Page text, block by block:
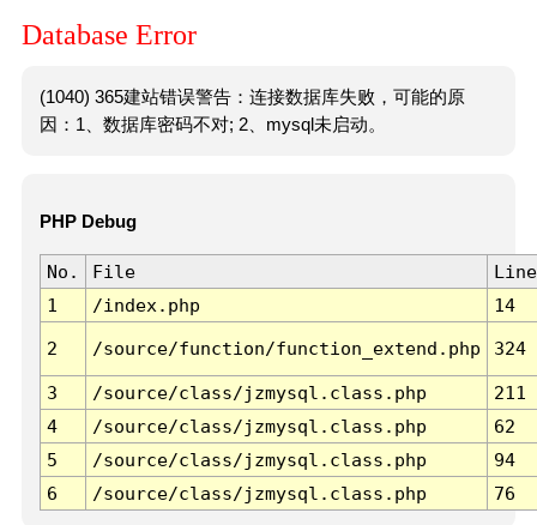
Database Error
(1040) 365建站错误警告：连接数据库失败，可能的原
因：1、数据库密码不对; 2、mysql未启动。
PHP Debug
No. File
Line
1
/index.php 14
2 /source/function/function_extend.php 324
3 /source/class/jzmysql.class.php
211
4
/source/class/jzmysql.class.php
62
5
/source/class/jzmysql.class.php
94
6
/source/class/jzmysql.class.php 76